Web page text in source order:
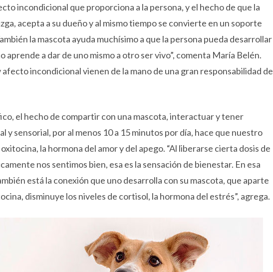
incondicional que proporciona a la persona, y el hecho de que la
acepta a su dueño y al mismo tiempo se convierte en un soporte
la mascota ayuda muchísimo a que la persona pueda desarrollar
aprende a dar de uno mismo a otro ser vivo”, comenta María Belén.
afecto incondicional vienen de la mano de una gran responsabilidad de
el hecho de compartir con una mascota, interactuar y tener
y sensorial, por al menos 10 a 15 minutos por día, hace que nuestro
la hormona del amor y del apego. “Al liberarse cierta dosis de
nos sentimos bien, esa es la sensación de bienestar. En esa
está la conexión que uno desarrolla con su mascota, que aparte
disminuye los niveles de cortisol, la hormona del estrés”, agrega.